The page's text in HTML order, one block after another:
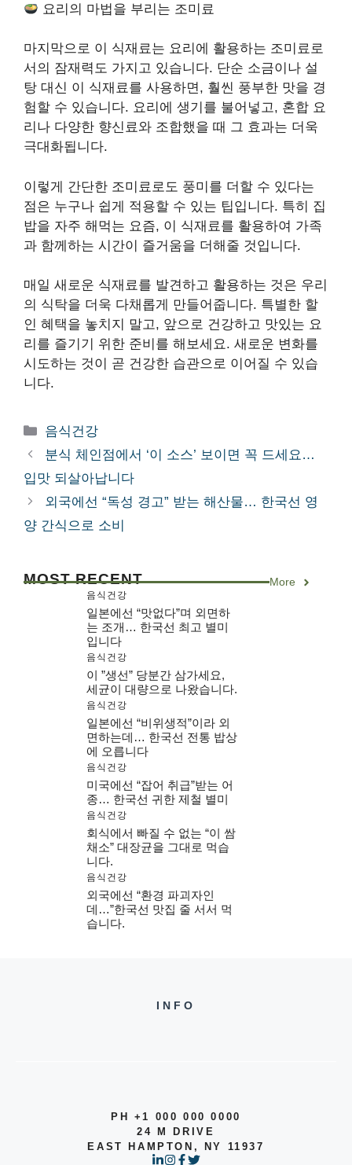
요리의 마법을 부리는 조미료
마지막으로 이 식재료는 요리에 활용하는 조미료로
서의 잠재력도 가지고 있습니다. 단순 소금이나 설
탕 대신 이 식재료를 사용하면, 훨씬 풍부한 맛을 경
험할 수 있습니다. 요리에 생기를 불어넣고, 혼합 요
리나 다양한 향신료와 조합했을 때 그 효과는 더욱
극대화됩니다.
이렇게 간단한 조미료로도 풍미를 더할 수 있다는
점은 누구나 쉽게 적용할 수 있는 팁입니다. 특히 집
밥을 자주 해먹는 요즘, 이 식재료를 활용하여 가족
과 함께하는 시간이 즐거움을 더해줄 것입니다.
매일 새로운 식재료를 발견하고 활용하는 것은 우리
의 식탁을 더욱 다채롭게 만들어줍니다. 특별한 할
인 혜택을 놓치지 말고, 앞으로 건강하고 맛있는 요
리를 즐기기 위한 준비를 해보세요. 새로운 변화를
시도하는 것이 곧 건강한 습관으로 이어질 수 있습
니다.
카
테
리
음식건강
분식 체인점에서 ‘이 소스’ 보이면 꼭 드세요…
입맛 되살아납니다
외국에선 “독성 경고” 받는 해산물… 한국선 영
양 간식으로 소비
MOST RECENT More
음식건강
일본에선 “맛없다”며 외면하
는 조개… 한국선 최고 별미
입니다
음식건강
이 ”생선” 당분간 삼가세요,
세균이 대량으로 나왔습니다.
음식건강
일본에선 “비위생적”이라 외
면하는데… 한국선 전통 밥상
에 오릅니다
음식건강
미국에선 “잡어 취급”받는 어
종… 한국선 귀한 제철 별미
음식건강
회식에서 빠질 수 없는 “이 쌈
채소” 대장균을 그대로 먹습
니다.
음식건강
외국에선 “환경 파괴자인
데…”한국선 맛집 줄 서서 먹
습니다.
INFO
PH +1 000 000 0000
24 M DRIVE
EAST HAMPTON, NY 11937